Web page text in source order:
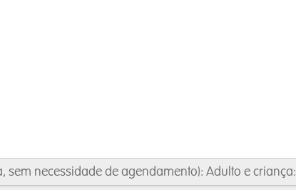
sem necessidade de agendamento): Adulto e criança: